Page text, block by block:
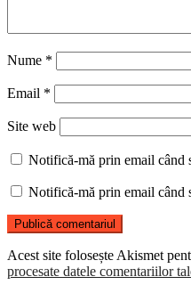
Nume *
Email *
Site web
Notifică-mă prin email când
Notifică-mă prin email când
Acest site folosește Akismet
procesate datele comentariilor